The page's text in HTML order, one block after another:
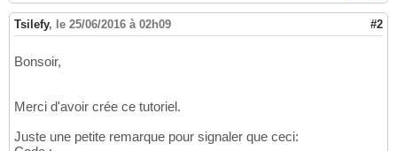
Tsilefy, le 25/06/2016 à 02h09 #2
Bonsoir,
Merci d'avoir crée ce tutoriel.
Juste une petite remarque pour signaler que ceci: